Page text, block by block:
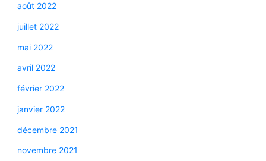
août 2022
juillet 2022
mai 2022
avril 2022
février 2022
janvier 2022
décembre 2021
novembre 2021